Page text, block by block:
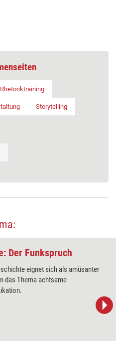
Rhetoriktraining
Storytelling
Der Funkspruch
eignet sich als amüsanter
das Thema achtsame